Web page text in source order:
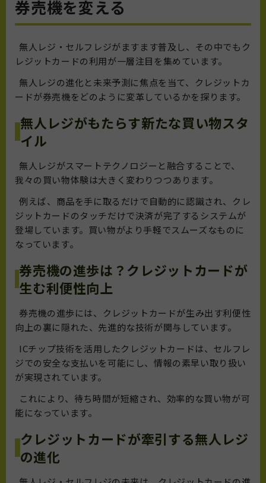
券売機を変える
無人レジ・セルフレジがますます普及し、その中でもク
レジットカードの利用が一層注目を集めています。
無人レジの進化と未来予測に焦点を当て、クレジットカ
ードが券売機をどのように変革しているかを探ります。
無人レジがもたらす新たな買い物スタ
イル
無人レジがスマートテクノロジーと融合することで、
我々の買い物体験は大きく変わりつつあります。
例えば、商品を手に取るだけで自動的に認識され、クレ
ジットカードのタッチだけで決済が完了するシステムが
登場しています。買い物がより手軽でスムーズなものに
なっています。
券売機の進歩は？クレジットカードが
生む利便性向上
券売機の進歩には、クレジットカードが生み出す利便性
向上の裏に隠れた、先進的な技術が関与しています。
ICチップ技術を活用したクレジットカードは、セルフレ
ジでの安全な支払いを可能にし、情報の素早い取り扱い
が実現されています。
これにより、待ち時間が短縮され、効率的な買い物が可
能になっています。
クレジットカードが牽引する無人レジ
の進化